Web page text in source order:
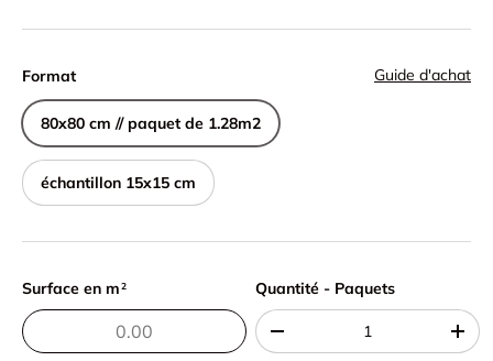
Format Guide d'achat
80x80 cm // paquet de 1.28m2
échantillon 15x15 cm
Surface en m 2 Quantité - Paquets
Quantité - Paquets
- +